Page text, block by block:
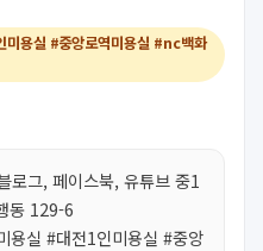
미용실 #중앙로역미용실 #nc백화
로그, 페이스북, 유튜브 중1
동 129-6
용실 #대전1인미용실 #중앙